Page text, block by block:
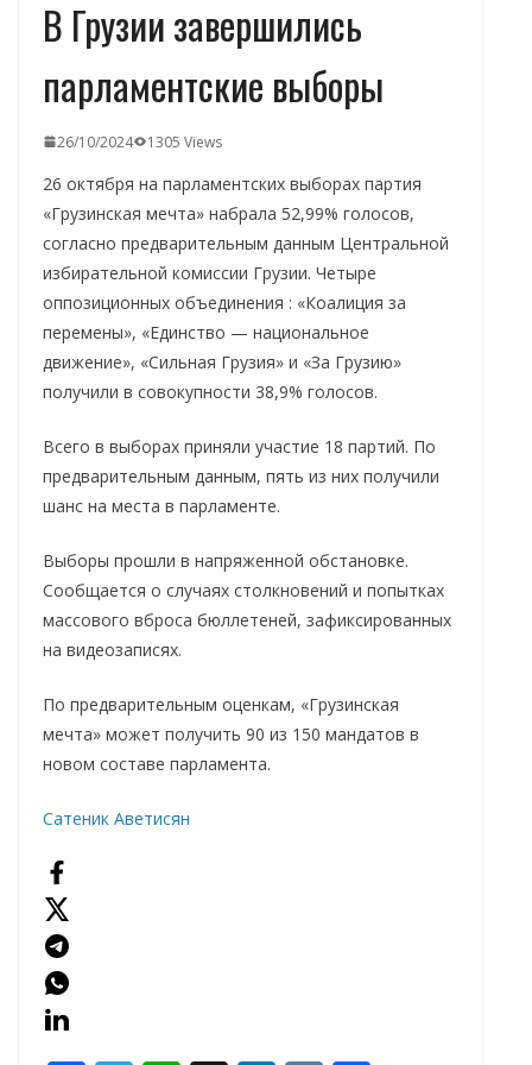
В Грузии завершились
парламентские выборы
26/10/2024 1305 Views
26 октября на парламентских выборах партия
«Грузинская мечта» набрала 52,99% голосов,
согласно предварительным данным Центральной
избирательной комиссии Грузии. Четыре
оппозиционных объединения : «Коалиция за
перемены», «Единство — национальное
движение», «Сильная Грузия» и «За Грузию»
получили в совокупности 38,9% голосов.
Всего в выборах приняли участие 18 партий. По
предварительным данным, пять из них получили
шанс на места в парламенте.
Выборы прошли в напряженной обстановке.
Сообщается о случаях столкновений и попытках
массового вброса бюллетеней, зафиксированных
на видеозаписях.
По предварительным оценкам, «Грузинская
мечта» может получить 90 из 150 мандатов в
новом составе парламента.
Сатеник Аветисян